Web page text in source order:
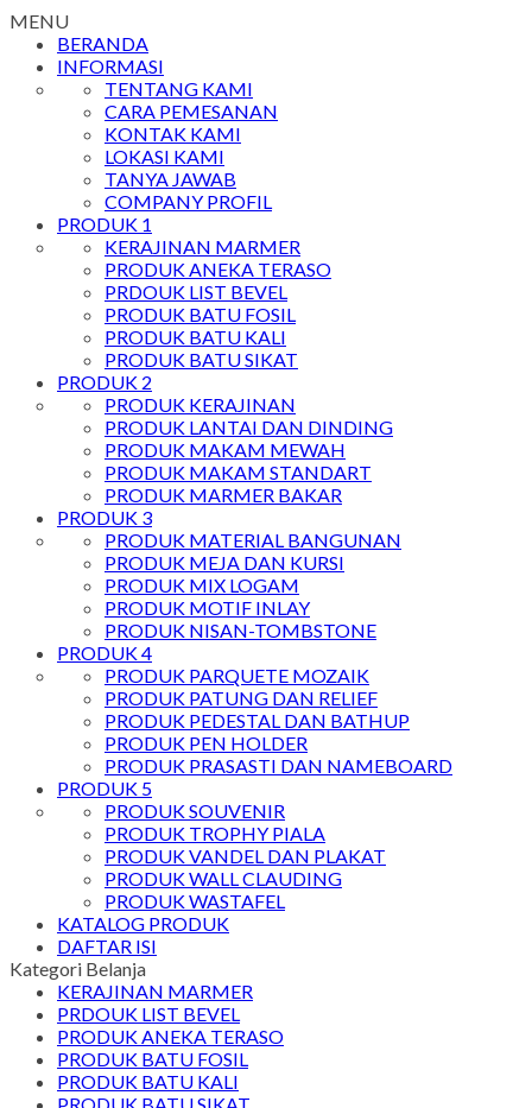
MENU
BERANDA
INFORMASI
TENTANG KAMI
CARA PEMESANAN
KONTAK KAMI
LOKASI KAMI
TANYA JAWAB
COMPANY PROFIL
PRODUK 1
KERAJINAN MARMER
PRODUK ANEKA TERASO
PRDOUK LIST BEVEL
PRODUK BATU FOSIL
PRODUK BATU KALI
PRODUK BATU SIKAT
PRODUK 2
PRODUK KERAJINAN
PRODUK LANTAI DAN DINDING
PRODUK MAKAM MEWAH
PRODUK MAKAM STANDART
PRODUK MARMER BAKAR
PRODUK 3
PRODUK MATERIAL BANGUNAN
PRODUK MEJA DAN KURSI
PRODUK MIX LOGAM
PRODUK MOTIF INLAY
PRODUK NISAN-TOMBSTONE
PRODUK 4
PRODUK PARQUETE MOZAIK
PRODUK PATUNG DAN RELIEF
PRODUK PEDESTAL DAN BATHUP
PRODUK PEN HOLDER
PRODUK PRASASTI DAN NAMEBOARD
PRODUK 5
PRODUK SOUVENIR
PRODUK TROPHY PIALA
PRODUK VANDEL DAN PLAKAT
PRODUK WALL CLAUDING
PRODUK WASTAFEL
KATALOG PRODUK
DAFTAR ISI
Kategori Belanja
KERAJINAN MARMER
PRDOUK LIST BEVEL
PRODUK ANEKA TERASO
PRODUK BATU FOSIL
PRODUK BATU KALI